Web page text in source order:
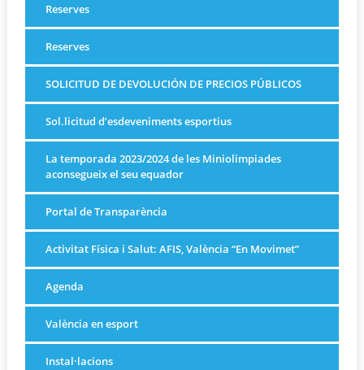
Reserves
Reserves
SOLICITUD DE DEVOLUCIÓN DE PRECIOS PÚBLICOS
Sol.licitud d’esdeveniments esportius
La temporada 2023/2024 de les Miniolimpiades
aconsegueix el seu equador
Portal de Transparència
Activitat Física i Salut: AFIS, València “En Movimet”
Agenda
València en esport
Instal·lacions